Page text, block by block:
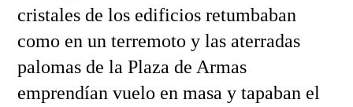
cristales de los edificios retumbaban
como en un terremoto y las aterradas
palomas de la Plaza de Armas
emprendían vuelo en masa y tapaban el